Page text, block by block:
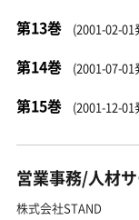
第13巻 (2001-02-01
第14巻 (2001-07-01
第15巻 (2001-12-01
営業事務/人材
株式会社STAND